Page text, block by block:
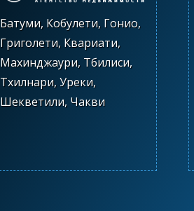
Батуми, Кобулети, Гонио,
Григолети, Квариати,
Махинджаури, Тбилиси,
Тхилнари, Уреки,
Шекветили, Чакви